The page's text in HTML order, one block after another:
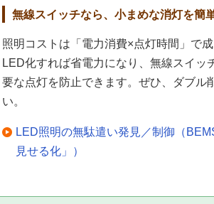
無線スイッチなら、小まめな消灯を簡
照明コストは「電力消費×点灯時間」で成
LED化すれば省電力になり、無線スイッ
要な点灯を防止できます。ぜひ、ダブル
い。
LED照明の無駄遣い発見／制御（
見せる化」）